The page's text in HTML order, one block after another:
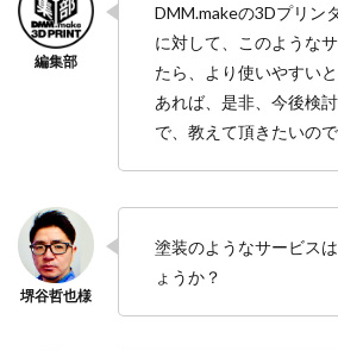
DMM.makeの3Dプリン
に対して、このような
たら、より使いやすい
あれば、是非、今後検
で、教えて頂きたいので
塗装のようなサービス
ょうか？